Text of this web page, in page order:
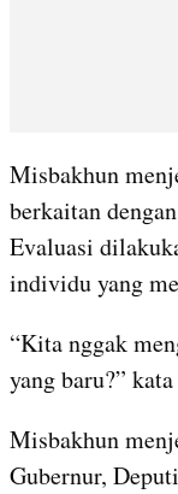
Misbakhun
berkaitan
Evaluasi
individu yang
“Kita nggak
yang baru?”
Misbakhun
Gubernur,